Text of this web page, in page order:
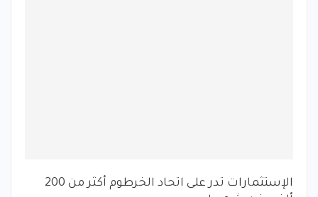
الإستثمارات تدر على اتحاد الخرطوم أكثر من 200